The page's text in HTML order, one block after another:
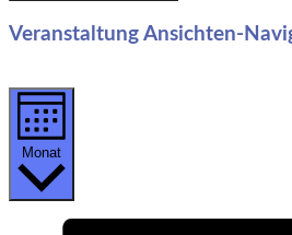
Veranstaltung Ansichten-
Monat